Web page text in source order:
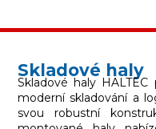
Skladové haly
Skladové haly
moderní skladování a
svou robustní